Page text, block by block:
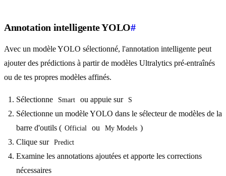
Annotation intelligente YOLO#
Avec un modèle YOLO sélectionné, l'annotation intelligente peut
ajouter des prédictions à partir de modèles Ultralytics pré-entraînés
ou de tes propres modèles affinés.
Sélectionne Smart ou appuie sur S
Sélectionne un modèle YOLO dans le sélecteur de modèles de la
barre d'outils ( Official ou My Models )
Clique sur Predict
Examine les annotations ajoutées et apporte les corrections
nécessaires